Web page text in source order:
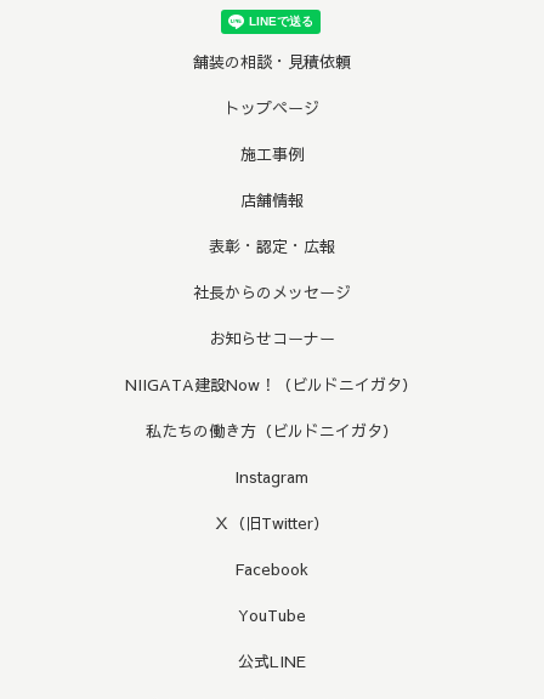
舗装の相談・見積依頼
トップページ
施工事例
店舗情報
表彰・認定・広報
社長からのメッセージ
お知らせコーナー
NIIGATA建設Now！（ビルドニイガタ）
私たちの働き方（ビルドニイガタ）
Instagram
Ｘ（旧Twitter）
Facebook
YouTube
公式LINE